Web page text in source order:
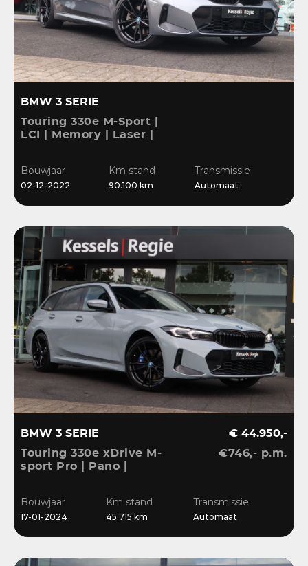
BMW 3 SERIE
Touring 330e M-Sport |
LCI | Memory | Laser |
Camera
Bouwjaar
02-12-2022
Km stand
90.100 km
Transmissie
Automaat
BMW 3 SERIE
Touring 330e xDrive M-
sport Pro | Pano |
Ambient | Sensoren
€ 44.950,-
€746,- p.m.
Bouwjaar
17-01-2024
Km stand
45.715 km
Transmissie
Automaat